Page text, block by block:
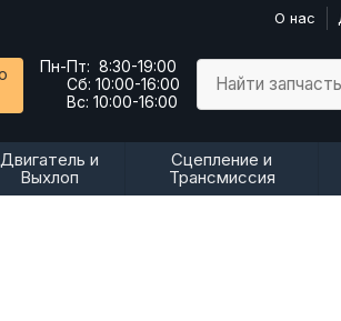
О нас
Пн-Пт: 8:30-19:00
Сб: 10:00-16:00
Вс: 10:00-16:00
Найти запчасть
Двигатель и
Выхлоп
Сцепление и
Трансмиссия